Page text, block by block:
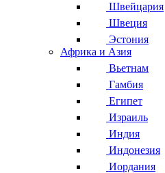
Швейцария
Швеция
Эстония
Африка и Азия
Вьетнам
Гамбия
Египет
Израиль
Индия
Индонезия
Иордания